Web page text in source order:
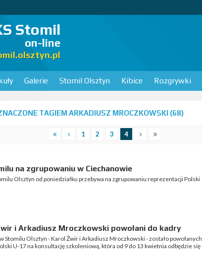
Stomil
on-line
Galerie Stomil Olsztyn Kibice Rozgrywki
TAGIEM ARKADIUSZ MROCZKOWSKI (68)
1 2 3 4
na zgrupowaniu w Ciechanowie
Olsztyn od poniedziałku przebywa na zgrupowaniu reprezentacji Polski
i Arkadiusz Mroczkowski powołani do kadry
Stomilu Olsztyn - Karol Żwir i Arkadiusz Mroczkowski - zostało powołanych
U-17 na konsultację szkoleniową, która od 9 do 13 kwietnia odbędzie się